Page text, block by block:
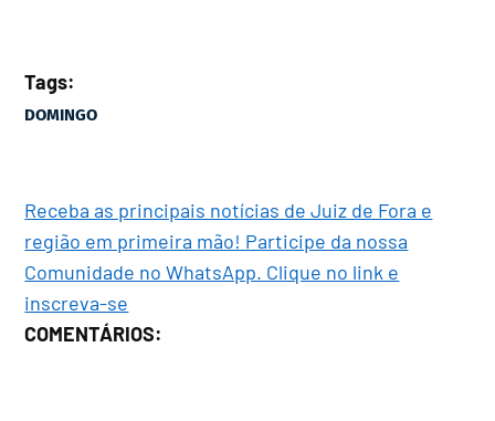
Tags:
DOMINGO
Receba as principais notícias de Juiz de Fora e
região em primeira mão! Participe da nossa
Comunidade no WhatsApp. Clique no link e
inscreva-se
COMENTÁRIOS: